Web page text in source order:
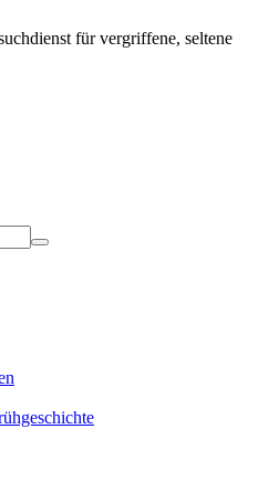
für vergriffene, seltene